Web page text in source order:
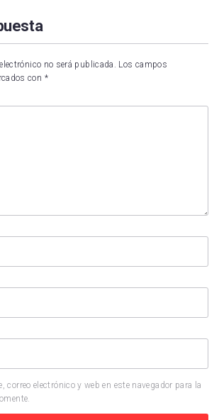
no será publicada. Los campos
con *
correo electrónico y web en este navegador para la